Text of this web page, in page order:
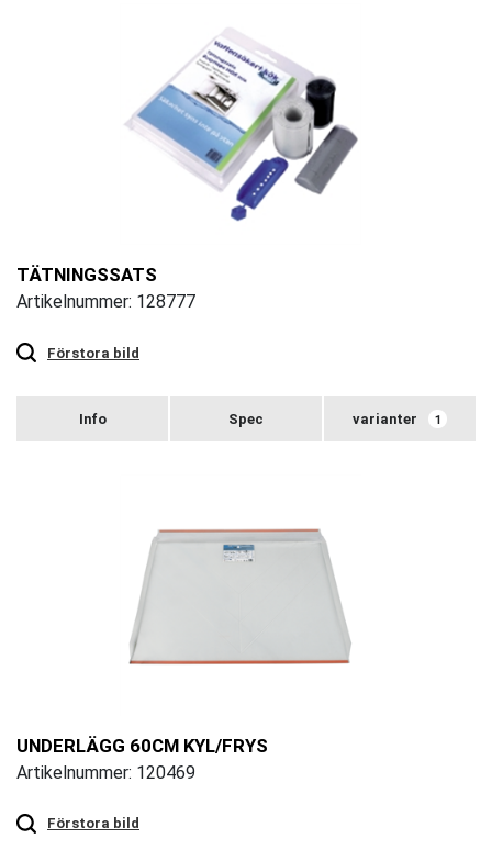
TÄTNINGSSATS
Artikelnummer: 128777
Förstora bild
zoom
varianter 1
UNDERLÄGG 60CM KYL/FRYS
Artikelnummer: 120469
Förstora bild
zoom